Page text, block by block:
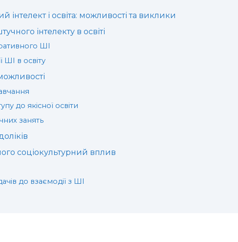
інтелект і освіта: можливості та виклики
інтелекту в освіті
ШІ
ШІ в освіту
до якісної освіти
занять
соціокультурний вплив
до взаємодії з ШІ